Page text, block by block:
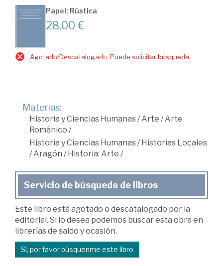
Papel: Rústica
28,00 €
Agotado/Descatalogado. Puede solicitar búsqueda.
Materias:
Historia y Ciencias Humanas/Arte /Arte
Románico /
Historia y Ciencias Humanas/ Historias Locales
/Aragón / Historia: Arte /
Servicio de búsqueda de libros
Este libro está agotado o descatalogado por la
editorial. Si lo desea podemos buscar esta obra en
librerías de saldo y ocasión.
Sí, por favor búsquenme este libro